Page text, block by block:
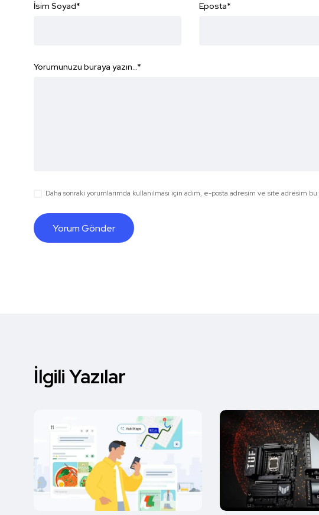
İsim Soyad* Eposta*
Yorumunuzu buraya yazın...*
Daha sonraki yorumlarımda kullanılması için adım, e-posta adresim ve site adresim bu
İlgili Yazılar